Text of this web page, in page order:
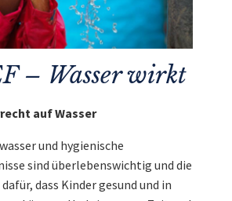
– Wasser wirkt
auf Wasser
und hygienische
sind überlebenswichtig und die
dass Kinder gesund und in